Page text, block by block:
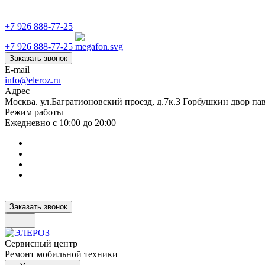
+7 926 888-77-25
+7 926 888-77-25
Заказать звонок
E-mail
info@eleroz.ru
Адрес
Москва. ул.Багратионовский проезд, д.7к.3 Горбушкин двор
Режим работы
Ежедневно с 10:00 до 20:00
Заказать звонок
Сервисный центр
Ремонт мобильной техники